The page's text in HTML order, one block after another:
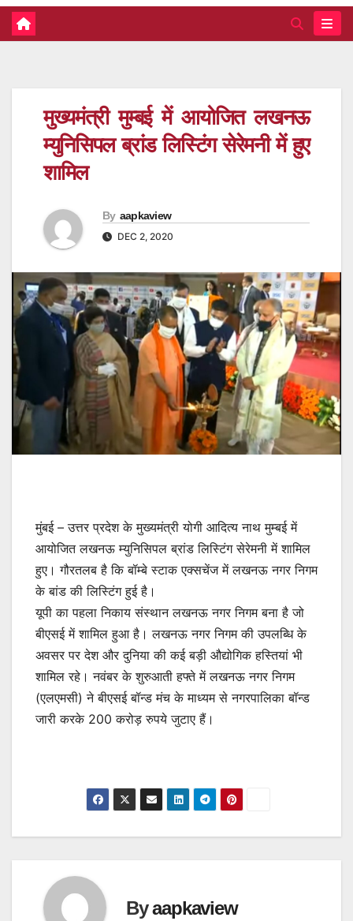
मुख्यमंत्री मुम्बई में आयोजित लखनऊ
म्युनिसिपल ब्रांड लिस्टिंग सेरेमनी में हुए
शामिल
By aapkaview
DEC 2, 2020
मुंबई – उत्तर प्रदेश के मुख्यमंत्री योगी आदित्य नाथ मुम्बई में
आयोजित लखनऊ म्युनिसिपल ब्रांड लिस्टिंग सेरेमनी में शामिल
हुए। गौरतलब है कि बॉम्बे स्टाक एक्सचेंज में लखनऊ नगर निगम
के बांड की लिस्टिंग हुई है।
यूपी का पहला निकाय संस्थान लखनऊ नगर निगम बना है जो
बीएसई में शामिल हुआ है। लखनऊ नगर निगम की उपलब्धि के
अवसर पर देश और दुनिया की कई बड़ी औद्योगिक हस्तियां भी
शामिल रहे। नवंबर के शुरुआती हफ्ते में लखनऊ नगर निगम
(एलएमसी) ने बीएसई बॉन्ड मंच के माध्यम से नगरपालिका बॉन्ड
जारी करके 200 करोड़ रुपये जुटाए हैं।
Byaapkaview